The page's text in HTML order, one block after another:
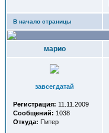
В начало страницы
марио
завсегдатай
Регистрация: 11.11.2009
Сообщений: 1038
Откуда: Питер